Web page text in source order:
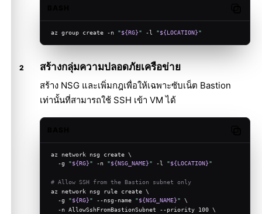
az group create -n "${RG}" -l "${LOCATION}"
สร้างกลุ่มความปลอดภัยเครือข่าย
สร้าง NSG และเพิ่มกฎเพื่อให้เฉพาะซับเน็ต Bastion
เท่านั้นที่สามารถใช้ SSH เข้า VM ได้
az network nsg create \
  -g
"${RG}" -n "${NSG_NAME}" -l "${LOCATION}"
# Allow SSH from the Bastion subnet only
az network nsg rule create \
  -g
"${RG}" --nsg-name "${NSG_NAME}" \
  -n AllowSshFromBastionSubnet --priority 100 \